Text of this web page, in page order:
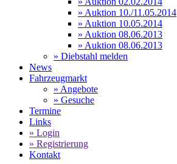
» Auktion 10./11.05.2014
» Auktion 10.05.2014
» Auktion 08.06.2013
» Auktion 08.06.2013
» Diebstahl melden
News
Fahrzeugmarkt
» Angebote
» Gesuche
Termine
Links
» Login
» Registrierung
Kontakt